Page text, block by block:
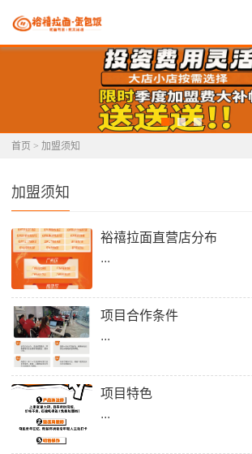
首页 > 加盟须知
加盟须知
裕禧拉面直营店分布
...
项目合作条件
...
项目特色
...